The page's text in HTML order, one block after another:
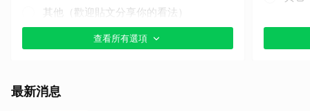
其他（歡迎貼文分享你的看法）
查看所有選項
最新消息